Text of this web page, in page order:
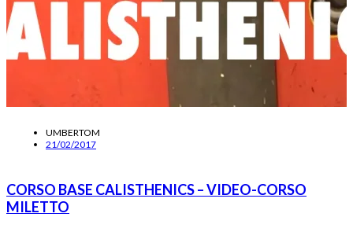
UMBERTOM
21/02/2017
CORSO BASE CALISTHENICS – VIDEO-CORSO
MILETTO